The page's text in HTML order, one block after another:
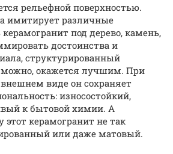
рельефной поверхностью.
имитирует различные
под дерево, камень,
достоинства и
структурированный
окажется лучшим. При
виде он сохраняет
износостойкий,
к бытовой химии. А
этот керамогранит не так
или даже матовый.